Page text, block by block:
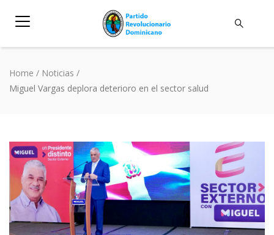
Home / Noticias /
Miguel Vargas deplora deterioro en el sector salud